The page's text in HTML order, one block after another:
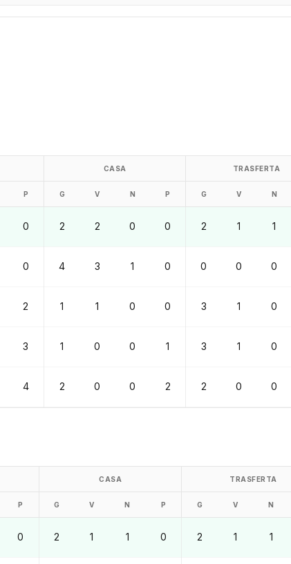
CASA TRASFERTA
P G V N P G V N
0 2 2 0 0 2 1 1
0 4 3 1 0 0 0 0
2 1 1 0 0 3 1 0
3 1 0 0 1 3 1 0
4 2 0 0 2 2 0 0
CASA TRASFERTA
P G V N P G V N
0 2 1 1 0 2 1 1